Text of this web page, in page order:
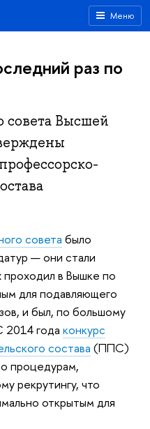
Меню
раз по
совета Высшей
совета было
— они стали
в Вышке по
для подавляющего
и был, по большому
2014 года конкурс
состава (ППС)
процедурам,
рекрутингу, что
открытым для